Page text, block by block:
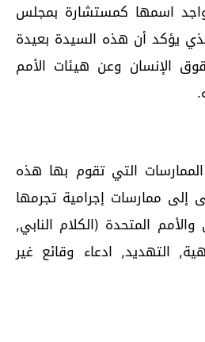
اسمها كمستشارة بمجلس
يؤكد أن هذه السيدة بعيدة
الإنسان وعن هيئات الأمم
التي تقوم بها هذه
إلى ممارسات إجرامية تجرمها
والأمم المتحدة (الكلام النابي,
التهديد, ادعاء وقائع غير